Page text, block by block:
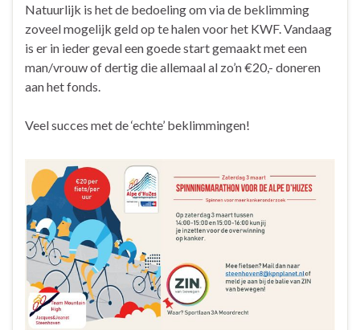
Natuurlijk is het de bedoeling om via de beklimming
zoveel mogelijk geld op te halen voor het KWF. Vandaag
is er in ieder geval een goede start gemaakt met een
man/vrouw of dertig die allemaal al zo’n €20,- doneren
aan het fonds.
Veel succes met de ‘echte’ beklimmingen!